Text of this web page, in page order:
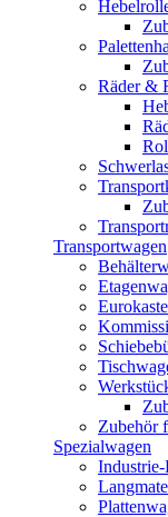
Räder &
Transportwagen
Zubehör
Spezialwagen